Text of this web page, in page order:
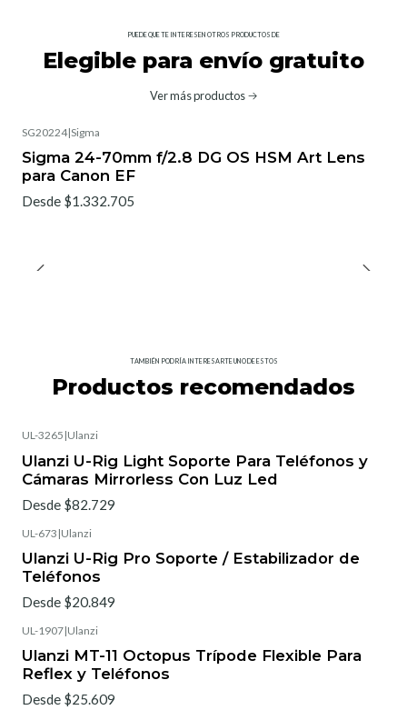
PUEDE QUE TE INTERESEN OTROS PRODUCTOS DE
Elegible para envío gratuito
Ver más productos
SG20224|Sigma
Sigma 24-70mm f/2.8 DG OS HSM Art Lens
para Canon EF
Desde $1.332.705
TAMBIÉN PODRÍA INTERESARTE UNO DE ESTOS
Productos recomendados
UL-3265 |Ulanzi
Ulanzi U-Rig Light Soporte Para Teléfonos y
Cámaras Mirrorless Con Luz Led
Desde $82.729
UL-673 |Ulanzi
Ulanzi U-Rig Pro Soporte / Estabilizador de
Teléfonos
Desde $20.849
UL-1907|Ulanzi
Ulanzi MT-11 Octopus Trípode Flexible Para
Reflex y Teléfonos
Desde $25.609